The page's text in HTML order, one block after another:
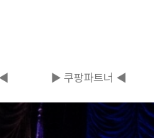
▶ 쿠팡파트너 ◀